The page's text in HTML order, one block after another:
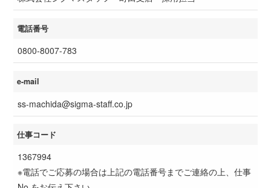
電話番号
0800-8007-783
e-mail
ss-machida@sigma-staff.co.jp
仕事コード
1367994
※電話でご応募の場合は上記の電話番号までご連絡の上、仕事